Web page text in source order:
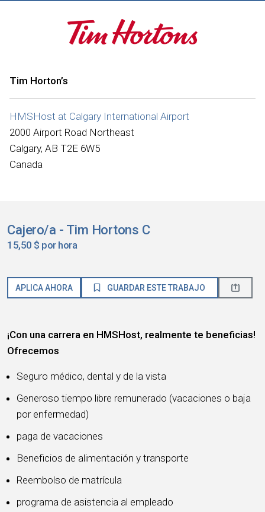
Tim Horton’s
HMSHost at Calgary International Airport
2000 Airport Road Northeast
Calgary, AB T2E 6W5
Canada
Cajero/a - Tim Hortons C
15,50 $ por hora
APLICA AHORA GUARDAR ESTE TRABAJO
¡Con una carrera en HMSHost, realmente te beneficias!
Ofrecemos
Seguro médico, dental y de la vista
Generoso tiempo libre remunerado (vacaciones o baja
por enfermedad)
paga de vacaciones
Beneficios de alimentación y transporte
Reembolso de matrícula
programa de asistencia al empleado